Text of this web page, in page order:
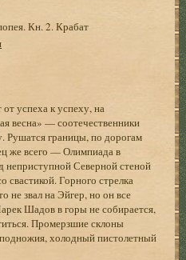
Кн. 2. Крабат
успеха к успеху, на
весна» — соотечественники
Рушатся границы, по дорогам
же всего — Олимпиада в
неприступной Северной стеной
свастикой. Горного стрелка
не звал на Эйгер, но он все
Шадов в горы не собирается,
Промерзшие склоны
холодный пистолетный